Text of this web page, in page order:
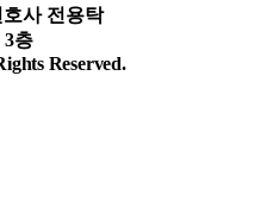
호사전용탁
3층
Reserved.